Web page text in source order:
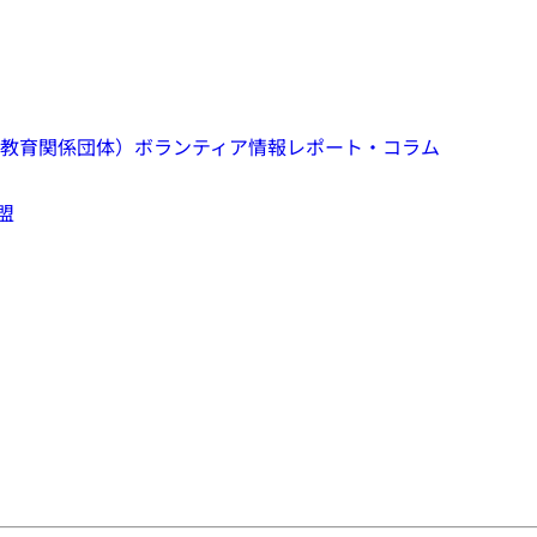
育関係団体） ボランティア情報レポート・コラム